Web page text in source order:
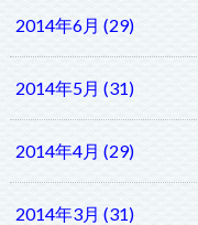
2014年6月 (29)
2014年5月 (31)
2014年4月 (29)
2014年3月 (31)